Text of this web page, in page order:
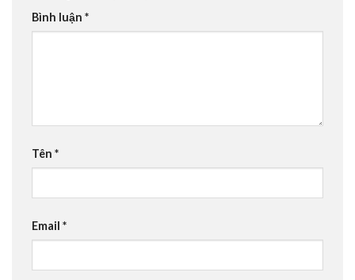
Bình luận *
Tên *
Email *